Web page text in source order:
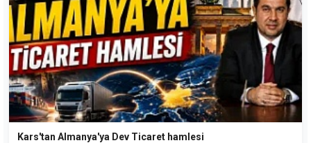
Kars'tan Almanya'ya Dev Ticaret hamlesi